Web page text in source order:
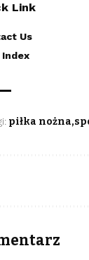
Link
Us
Index
piłka nożna